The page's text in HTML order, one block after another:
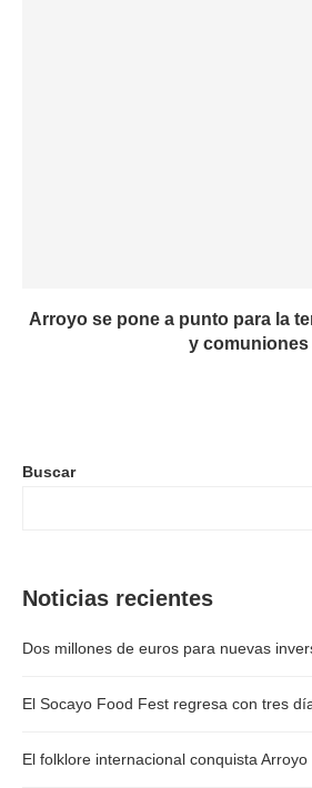
Arroyo se pone a punto para la
y comuniones
Buscar
Noticias recientes
Dos millones de euros para nuevas
El Socayo Food Fest regresa con tres
El folklore internacional conquista Arroyo